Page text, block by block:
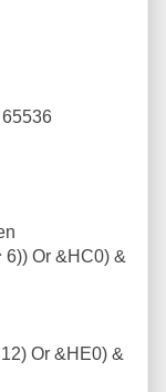
Or &HC0) &
Or &HE0) &